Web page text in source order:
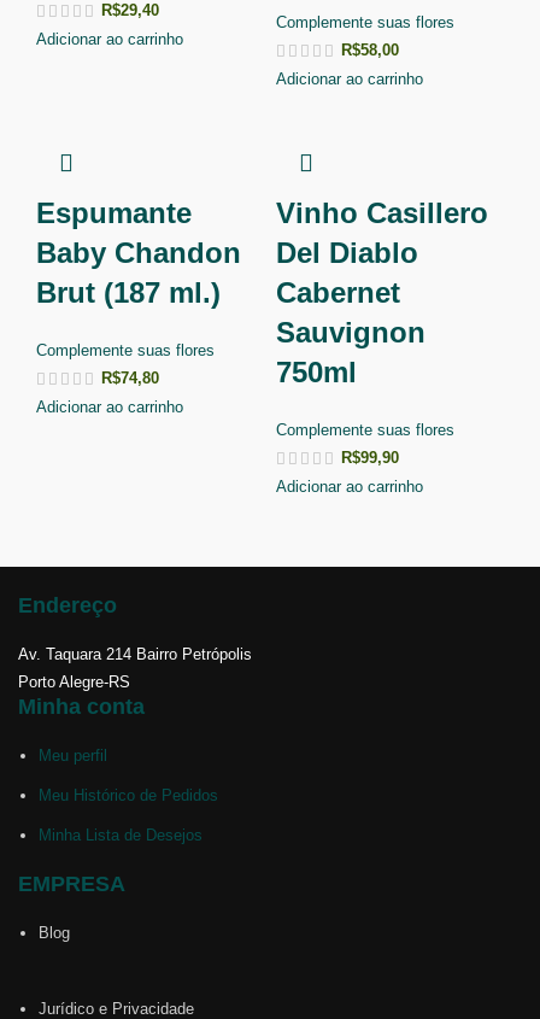
R$29,40
Adicionar ao carrinho
Complemente suas flores
R$58,00
Adicionar ao carrinho
Espumante
Baby Chandon
Brut (187 ml.)
Complemente suas flores
R$74,80
Adicionar ao carrinho
Vinho Casillero
Del Diablo
Cabernet
Sauvignon
750ml
Complemente suas flores
R$99,90
Adicionar ao carrinho
Endereço
Av. Taquara 214 Bairro Petrópolis
Porto Alegre-RS
Minha conta
Meu perfil
Meu Histórico de Pedidos
Minha Lista de Desejos
EMPRESA
Blog
Jurídico e Privacidade